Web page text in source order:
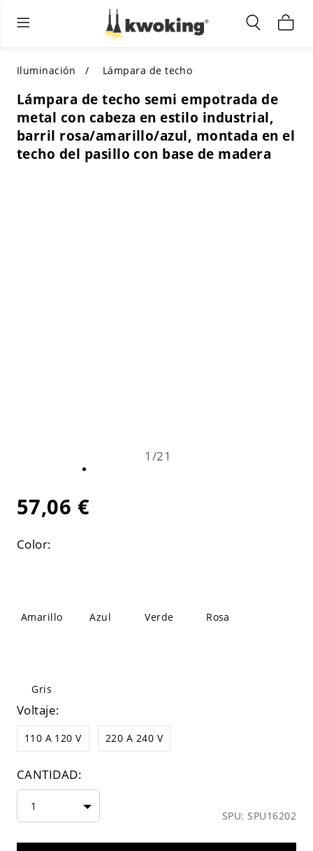
Muebles de sala de estar
TODOS LOS MUEBLES DE SALÓN
SELECCIONES DESTACADAS
COMPRAR POR ESTILO
Iluminación interior
Comprar por categoría
COMPRAR POR ESTILO
Shop by Colors
Iluminación exterior
TODA LA ILUMINACIÓN PARA
COMPRAR POR CATEGORÍA
COMPRAR POR ESTILO
Iluminación Lámpara de techo
Lámpara de techo semi empotrada de
metal con cabeza en estilo industrial,
barril rosa/amarillo/azul, montada en el
techo del pasillo con base de madera
1 /21
57,06 €
Color:
Amarillo Azul Verde Rosa
Gris
Voltaje:
110 A 120 V 220 A 240 V
CANTIDAD:
1
SPU: SPU16202